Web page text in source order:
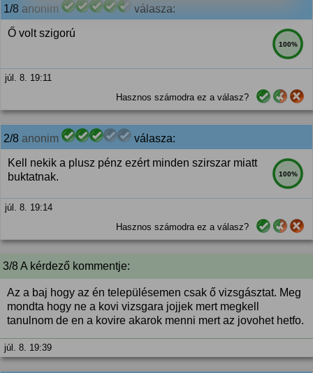
1/8 anonim válasza:
100%
Ő volt szigorú
júl. 8. 19:11
Hasznos számodra ez a válasz?
2/8 anonim válasza:
100%
Kell nekik a plusz pénz ezért minden szirszar miatt
buktatnak.
júl. 8. 19:14
Hasznos számodra ez a válasz?
3/8 A kérdező kommentje:
Az a baj hogy az én településemen csak ő vizsgásztat. Meg
mondta hogy ne a kovi vizsgara jojjek mert megkell
tanulnom de en a kovire akarok menni mert az jovohet hetfo.
júl. 8. 19:39